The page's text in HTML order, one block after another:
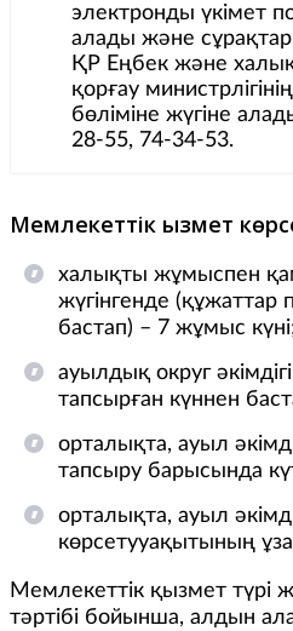
электронды үкімет
алады және
ҚР Еңбек және
қорғау
бөліміне жүгіне
28-55, 74-34-53.
Мемлекеттік қызмет
халықты жұмыспен
жүгінгенде (құжаттар
бастап) – 7 жұмыс
ауылдық округ
тапсырған күннен
орталықта, ауыл
тапсыру барысында
орталықта, ауыл
көрсетууақытының
Мемлекеттік қызмет түрі
тәртібі бойынша, алдын